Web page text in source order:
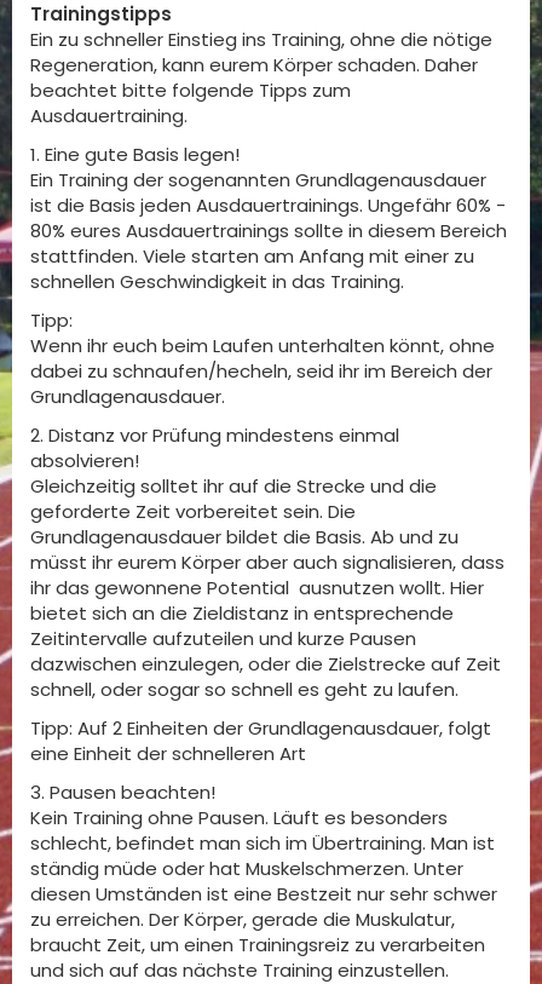
Trainingstipps
Ein zu schneller Einstieg ins Training, ohne die nötige
Regeneration, kann eurem Körper schaden. Daher
beachtet bitte folgende Tipps zum
Ausdauertraining.
1. Eine gute Basis legen!
Ein Training der sogenannten Grundlagenausdauer
ist die Basis jeden Ausdauertrainings. Ungefähr 60% -
80% eures Ausdauertrainings sollte in diesem Bereich
stattfinden. Viele starten am Anfang mit einer zu
schnellen Geschwindigkeit in das Training.
Tipp:
Wenn ihr euch beim Laufen unterhalten könnt, ohne
dabei zu schnaufen/hecheln, seid ihr im Bereich der
Grundlagenausdauer.
2. Distanz vor Prüfung mindestens einmal
absolvieren!
Gleichzeitig solltet ihr auf die Strecke und die
geforderte Zeit vorbereitet sein. Die
Grundlagenausdauer bildet die Basis. Ab und zu
müsst ihr eurem Körper aber auch signalisieren, dass
ihr das gewonnene Potential ausnutzen wollt. Hier
bietet sich an die Zieldistanz in entsprechende
Zeitintervalle aufzuteilen und kurze Pausen
dazwischen einzulegen, oder die Zielstrecke auf Zeit
schnell, oder sogar so schnell es geht zu laufen.
Tipp: Auf 2 Einheiten der Grundlagenausdauer, folgt
eine Einheit der schnelleren Art
3. Pausen beachten!
Kein Training ohne Pausen. Läuft es besonders
schlecht, befindet man sich im Übertraining. Man ist
ständig müde oder hat Muskelschmerzen. Unter
diesen Umständen ist eine Bestzeit nur sehr schwer
zu erreichen. Der Körper, gerade die Muskulatur,
braucht Zeit, um einen Trainingsreiz zu verarbeiten
und sich auf das nächste Training einzustellen.